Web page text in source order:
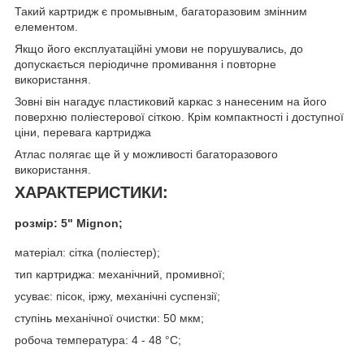
Такий картридж є промывным, багаторазовим змінним
елементом.
Якщо його експлуатаційні умови не порушувались, до
допускається періодичне промивання і повторне
використання.
Зовні він нагадує пластиковий каркас з нанесеним на його
поверхню поліестерової сіткою. Крім компактності і доступної
ціни, перевага картриджа
Атлас полягає ще й у можливості багаторазового
використання.
ХАРАКТЕРИСТИКИ:
розмір: 5" Mignon;
матеріал: сітка (поліестер);
тип картриджа: механічний, промивної;
усуває: пісок, іржу, механічні суспензії;
ступінь механічної очистки: 50 мкм;
робоча температура: 4 - 48 °С;